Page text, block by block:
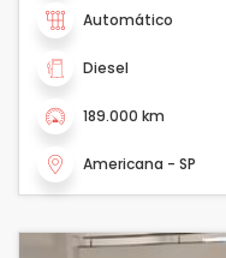
Automático
Diesel
189.000 km
Americana - SP